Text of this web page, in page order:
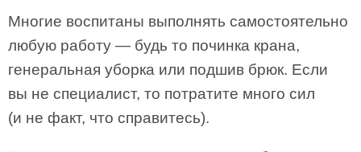
Многие воспитаны выполнять самостоятельно
любую работу — будь то починка крана,
генеральная уборка или подшив брюк. Если
вы не специалист, то потратите много сил
(и не факт, что справитесь).